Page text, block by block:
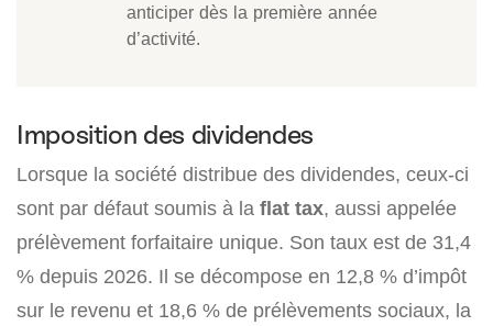
anticiper dès la première année
d’activité.
Imposition des dividendes
Lorsque la société distribue des dividendes, ceux-ci
sont par défaut soumis à la flat tax, aussi appelée
prélèvement forfaitaire unique. Son taux est de 31,4
% depuis 2026. Il se décompose en 12,8 % d’impôt
sur le revenu et 18,6 % de prélèvements sociaux, la